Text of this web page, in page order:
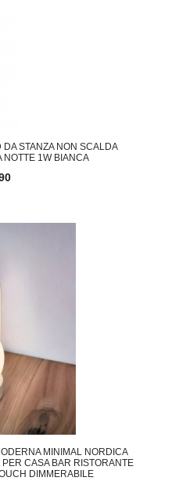
DA STANZA NON SCALDA
NOTTE 1W BIANCA
MINIMAL NORDICA
CASA BAR RISTORANTE
DIMMERABILE